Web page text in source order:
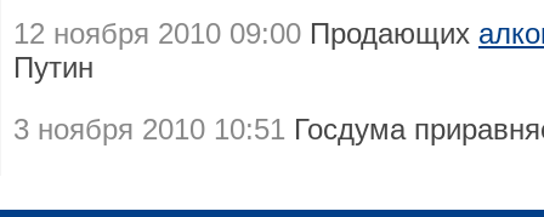
12 ноября 2010 09:00 Продающих
Путин
3 ноября 2010 10:51 Госдума